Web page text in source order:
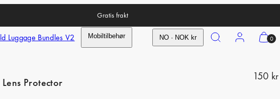
Gratis frakt
Luggage Bundles V2 Mobiltilbehør NO · NOK kr Search Account
View
(0)
0
Lens Protector
R150 kr